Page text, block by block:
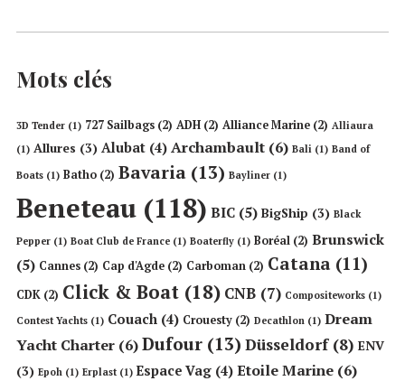
Mots clés
3D Tender (1) 727 Sailbags (2) ADH (2) Alliance Marine (2) Alliaura
(1) Allures (3) Alubat (4) Archambault (6) Bali (1) Band of
Boats (1) Batho (2) Bavaria (13) Bayliner (1)
Beneteau (118) BIC (5) BigShip (3) Black
Pepper (1) Boat Club de France (1) Boaterfly (1) Boréal (2) Brunswick
(5) Cannes (2) Cap d'Agde (2) Carboman (2) Catana (11)
CDK (2) Click & Boat (18) CNB (7) Compositeworks (1)
Contest Yachts (1) Couach (4) Crouesty (2) Decathlon (1) Dream
Yacht Charter (6)Dufour (13) Düsseldorf(8) ENV
(3) Epoh (1) Erplast(1) Espace Vag (4) Etoile Marine (6)